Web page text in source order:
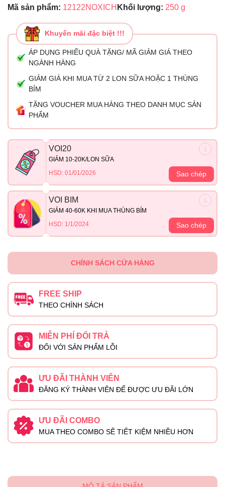
Mã sản phẩm: 12122NOXICH Khối lượng: 250 g
Khuyến mãi đặc biệt !!!
ÁP DỤNG PHIẾU QUÀ TẶNG/ MÃ GIẢM GIÁ THEO
NGÀNH HÀNG
GIẢM GIÁ KHI MUA TỪ 2 LON SỮA HOẶC 1 THÙNG
BỈM
TẶNG VOUCHER MUA HÀNG THEO DANH MỤC SẢN
PHẨM
VOI20
GIẢM 10-20K/LON SỮA
HSD: 01/01/2026
Sao chép
VOI BIM
GIẢM 40-60K KHI MUA THÙNG BỈM
HSD: 1/1/2024
Sao chép
CHÍNH SÁCH CỬA HÀNG
FREE SHIP
THEO CHÍNH SÁCH
MIỄN PHÍ ĐỔI TRẢ
ĐỐI VỚI SẢN PHẨM LỖI
ƯU ĐÃI THÀNH VIÊN
ĐĂNG KÝ THÀNH VIÊN ĐỂ ĐƯỢC ƯU ĐÃI LỚN
ƯU ĐÃI COMBO
MUA THEO COMBO SẼ TIẾT KIỆM NHIỀU HƠN